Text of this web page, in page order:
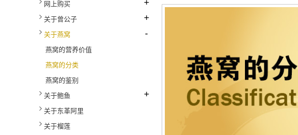
网上购买 +
关于曾公子 +
关于燕窝 -
燕窝的营养价值
燕窝的分类
燕窝的鉴别
关于鲍鱼
+
关于东革阿里
关于榴莲